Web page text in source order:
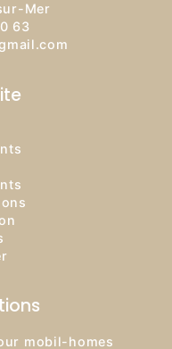
Mer
63
mobil-homes